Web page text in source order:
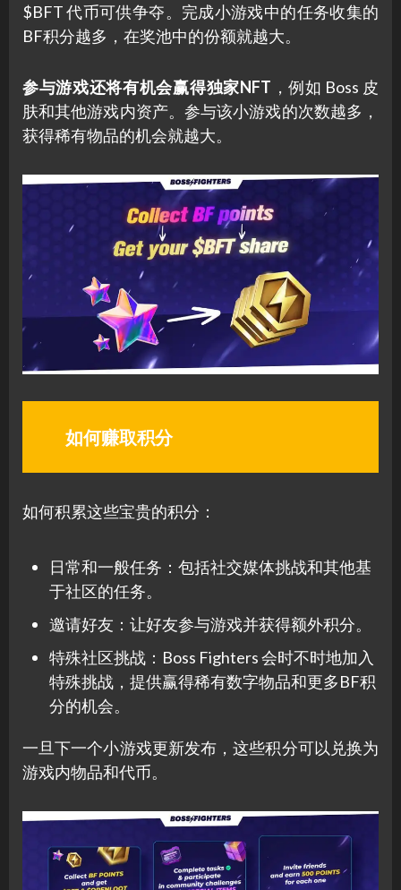
$BFT 代币可供争夺。完成小游戏中的任务收集的
BF积分越多，在奖池中的份额就越大。
参与游戏还将有机会赢得独家NFT ，例如 Boss 皮
肤和其他游戏内资产。参与该小游戏的次数越多，
获得稀有物品的机会就越大。
如何赚取积分
如何积累这些宝贵的积分：
日常和一般任务：包括社交媒体挑战和其他基
于社区的任务。
邀请好友：让好友参与游戏并获得额外积分。
特殊社区挑战：Boss Fighters 会时不时地加入
特殊挑战，提供赢得稀有数字物品和更多BF积
分的机会。
一旦下一个小游戏更新发布，这些积分可以兑换为
游戏内物品和代币。